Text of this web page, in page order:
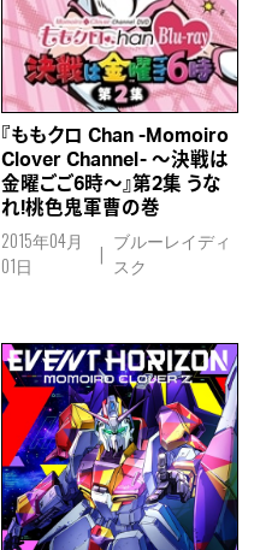
『ももクロ Chan -Momoiro
Clover Channel- ～決戦は
金曜ごご6時～』第2集 うな
れ!桃色鬼軍曹の巻
2015年04月
01日
ブルーレイディ
スク